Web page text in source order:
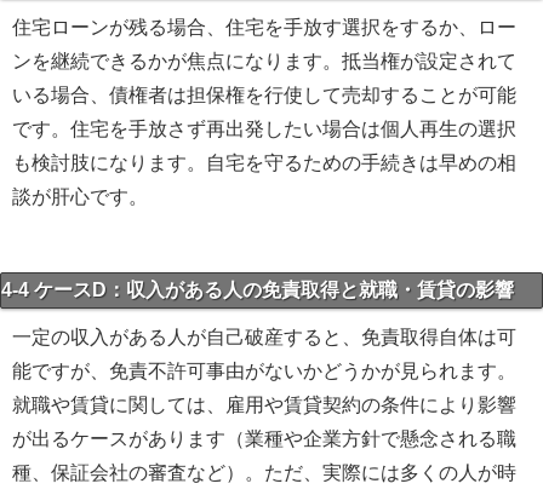
住宅ローンが残る場合、住宅を手放す選択をするか、ロー
ンを継続できるかが焦点になります。抵当権が設定されて
いる場合、債権者は担保権を行使して売却することが可能
です。住宅を手放さず再出発したい場合は個人再生の選択
も検討肢になります。自宅を守るための手続きは早めの相
談が肝心です。
4-4 ケースD：収入がある人の免責取得と就職・賃貸の影響
一定の収入がある人が自己破産すると、免責取得自体は可
能ですが、免責不許可事由がないかどうかが見られます。
就職や賃貸に関しては、雇用や賃貸契約の条件により影響
が出るケースがあります（業種や企業方針で懸念される職
種、保証会社の審査など）。ただ、実際には多くの人が時